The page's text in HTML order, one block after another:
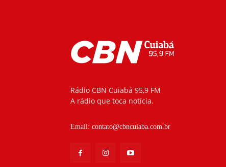
Rádio CBN Cuiabá 95,9 FM
A rádio que toca notícia.
Email: contato@cbncuiaba.com.br